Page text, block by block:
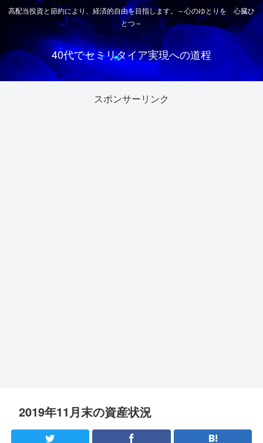
高配当投資と節約により、経済的自由を目指します。～心のゆとりを 心臓ひ
とつ～
40代でセミリタイア実現への道程
スポンサーリンク
2019年11月末の資産状況